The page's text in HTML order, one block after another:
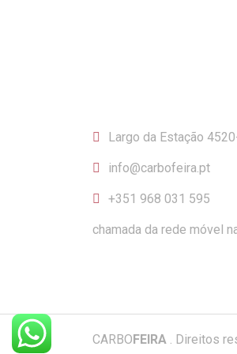
Largo da Estação
info@carbofeira.pt
+351 968 031 595
chamada da rede móvel
CARBOFEIRA . Direitos